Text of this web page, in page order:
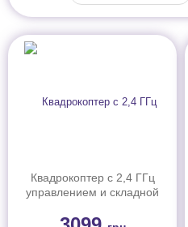
Квадрокоптер с 2,4 ГГц
управлением и складной